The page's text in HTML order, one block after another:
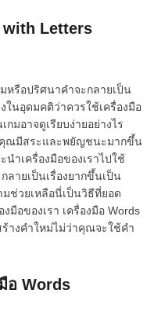
with Letters
หรือปริศนาคำจะกลายเป็น
ในอุดมคติว่าควรใช้เครื่องมือ
กมอาจดูเรียบง่ายอย่างไร
คุณมีสระและพยัญชนะมากขึ้น
นำเครื่องมือของเราไปใช้
ายเป็นเรื่องยากขึ้นเป็น
ช่วยเหลือนี่เป็นวิธีที่ยอด
มือของเรา เครื่องมือ Words
ร้างคำใหม่ไม่ว่าคุณจะใช้คำ
อ Words